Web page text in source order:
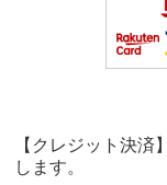
【クレジット決
します。